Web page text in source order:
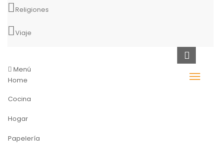
Religiones
Viaje
Menú
Home
Cocina
Hogar
Papelería